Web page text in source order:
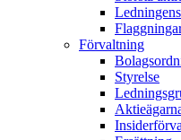
Förvaltning
Styrelse